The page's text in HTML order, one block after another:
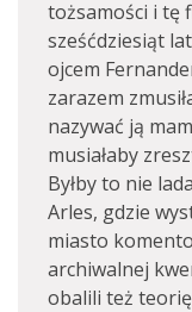
tożsamości i tę
sześćdziesiąt
ojcem
zarazem
nazywać ją
musiałaby
Byłby to nie
Arles, gdzie
miasto
archiwalnej
obalili też